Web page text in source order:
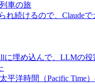
車の旅
れ続けるので、Claude
に埋め込んで、LLMの
平洋時間（Pacific Time